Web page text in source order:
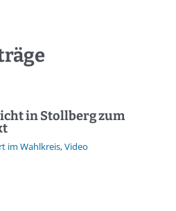
in Stollberg zum
im Wahlkreis,Video